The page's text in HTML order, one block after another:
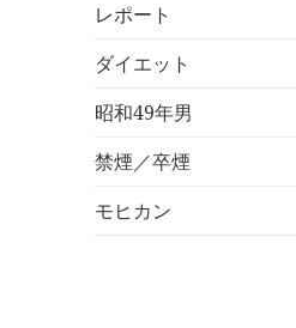
レポート
ダイエット
昭和49年男
禁煙／卒煙
モヒカン